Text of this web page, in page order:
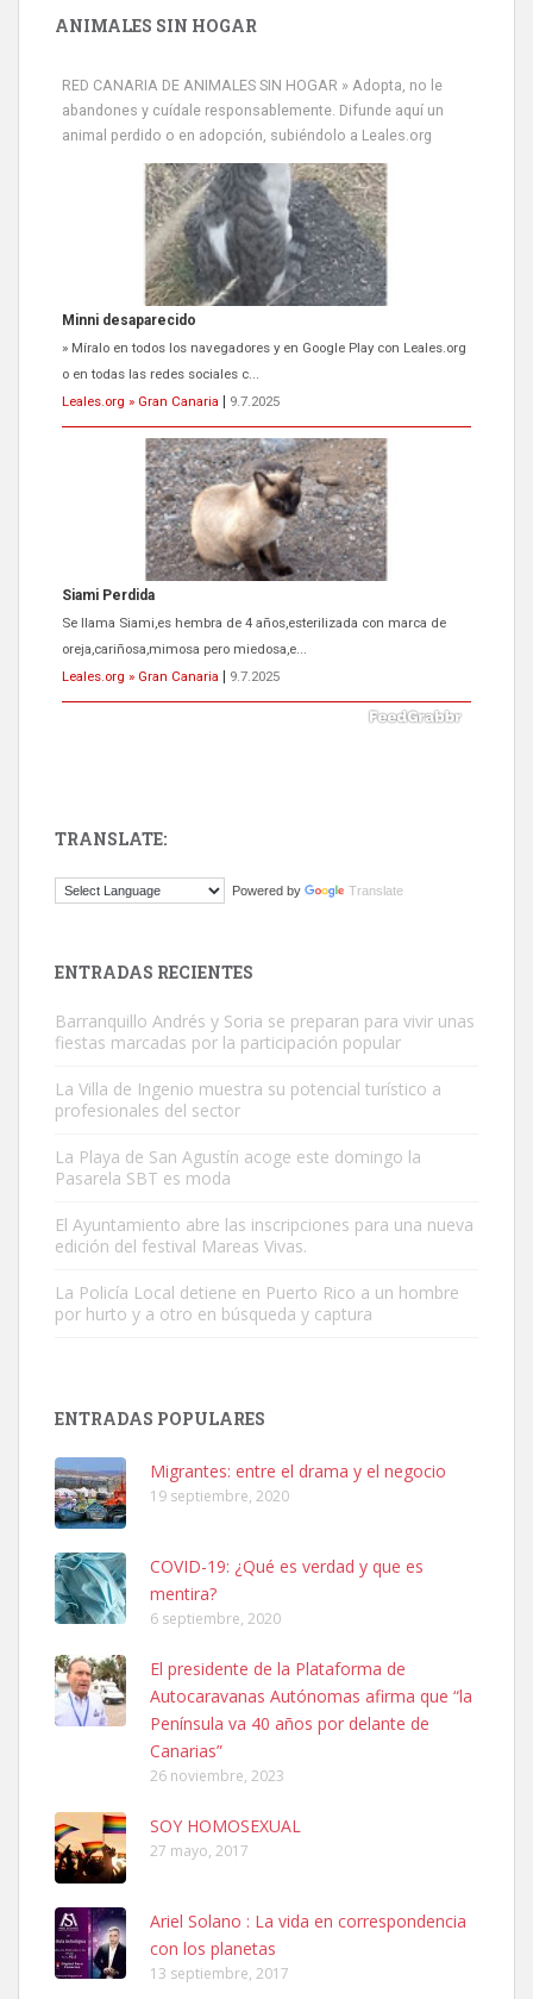
ANIMALES SIN HOGAR
RED CANARIA DE ANIMALES SIN HOGAR » Adopta, no le
abandones y cuídale responsablemente. Difunde aquí un
animal perdido o en adopción, subiéndolo a Leales.org
Minni desaparecido
» Míralo en todos los navegadores y en Google Play con Leales.org
o en todas las redes sociales c...
Leales.org » Gran Canaria
9.7.2025
Siami Perdida
Se llama Siami,es hembra de 4 años,esterilizada con marca de
oreja,cariñosa,mimosa pero miedosa,e...
Leales.org » Gran Canaria
9.7.2025
El ayuntamiento se va a llevar a Los Gatos callejeros de la zona los
Este gato macho ha aparecido en la calle hace menos de un mes,
Leales.org » Gran Canaria
9.7.2025
Adopción urgente
hembra, 4 años. Por motivos personales ...
Leales.org » Gran Canaria | 6.7.2025
SHIBA PERDIDO AVDA JOSE MESA Y LOPEZ
PERRO MACHO RAZA SHIBA CON MICROCHIP PERDIDO HOY
06/07/2025 ZONA MESA Y LOPEZ. ES MUY ASUSTADIZO
Leales.org » Gran Canaria | 6.7.2025
Ninfa perdida
TRANSLATE:
Powered by Translate
ENTRADAS RECIENTES
Barranquillo Andrés y Soria se preparan para vivir unas
fiestas marcadas por la participación popular
La Villa de Ingenio muestra su potencial turístico a
profesionales del sector
La Playa de San Agustín acoge este domingo la
Pasarela SBT es moda
El Ayuntamiento abre las inscripciones para una nueva
edición del festival Mareas Vivas.
La Policía Local detiene en Puerto Rico a un hombre
por hurto y a otro en búsqueda y captura
ENTRADAS POPULARES
Migrantes: entre el drama y el negocio
19 septiembre, 2020
COVID-19: ¿Qué es verdad y que es
mentira?
6 septiembre, 2020
El presidente de la Plataforma de
Autocaravanas Autónomas afirma que “la
Península va 40 años por delante de
Canarias”
26 noviembre, 2023
SOY HOMOSEXUAL
27 mayo, 2017
Ariel Solano : La vida en correspondencia
con los planetas
13 septiembre, 2017